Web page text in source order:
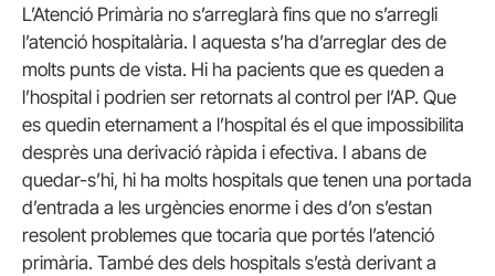
L’Atenció Primària no s’arreglarà fins que no s’arregli
l’atenció hospitalària. I aquesta s’ha d’arreglar des de
molts punts de vista. Hi ha pacients que es queden a
l’hospital i podrien ser retornats al control per l’AP. Que
es quedin eternament a l’hospital és el que impossibilita
desprès una derivació ràpida i efectiva. I abans de
quedar-s’hi, hi ha molts hospitals que tenen una portada
d’entrada a les urgències enorme i des d’on s’estan
resolent problemes que tocaria que portés l’atenció
primària. També des dels hospitals s’està derivant a